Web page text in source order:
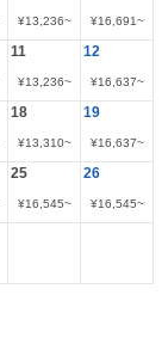
¥13,236~ ¥16,691~
11
¥13,236~
12
¥16,637~
18
¥13,310~
19
¥16,637~
25
¥16,545~
26
¥16,545~